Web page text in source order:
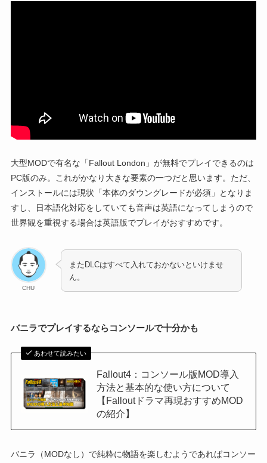
大型MODで有名な「Fallout London」が無料でプレイできるのは
PC版のみ。これがかなり大きな要素の一つだと思います。ただ、
インストールには現状「本体のダウングレードが必須」となりま
すし、日本語化対応をしていても音声は英語になってしまうので
世界観を重視する場合は英語版でプレイがおすすめです。
CHU
またDLCはすべて入れておかないといけませ
ん。
バニラでプレイするならコンソールで十分かも
あわせて読みたい
Fallout4：コンソール版MOD導入
方法と基本的な使い方について
【Falloutドラマ再現おすすめMOD
の紹介】
バニラ（MODなし）で純粋に物語を楽しむようであればコンソー